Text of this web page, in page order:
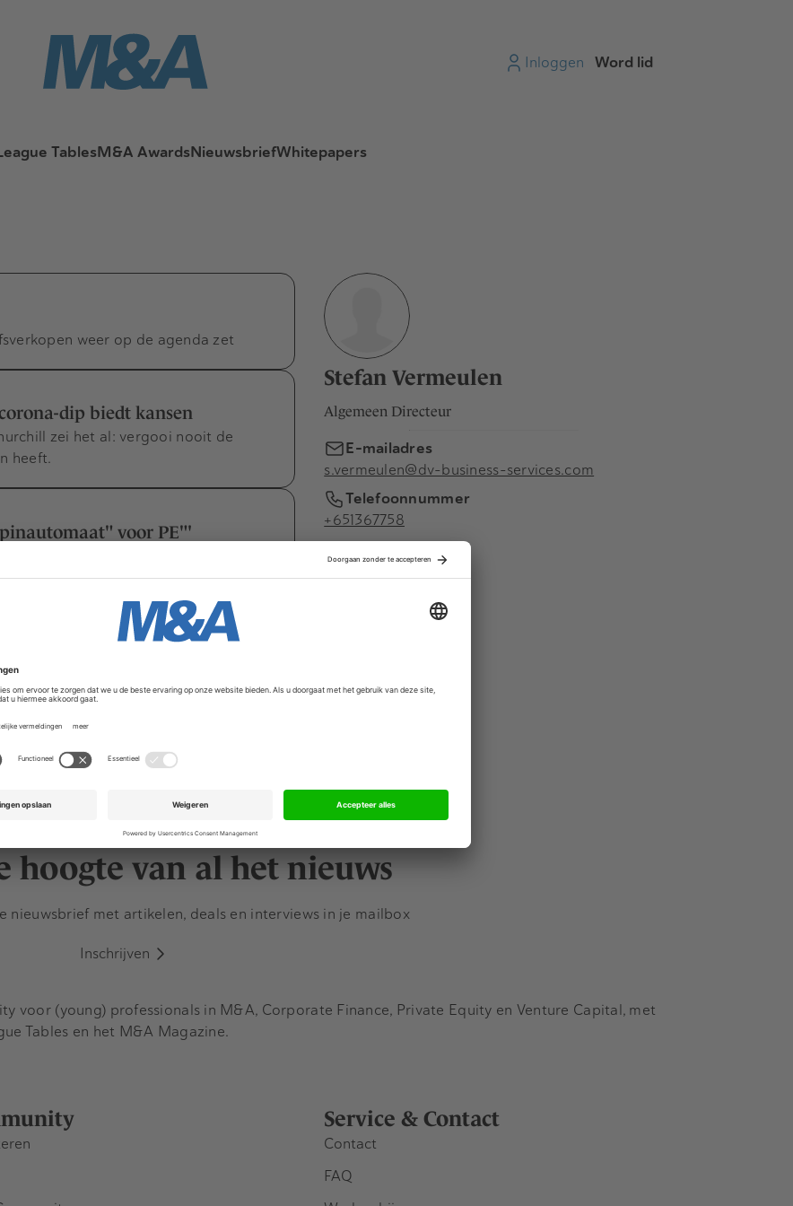
Inloggen Word lid
TablesM&A AwardsNieuwsbriefWhitepapers
weer op de agenda zet
dip biedt kansen
zei het al: vergooi nooit de
heeft.
voor PE"'
pensioenwereld steeds vaker tot
daarom nieuwe manieren…
van de verzekeringsmarkt
buit vandoor. Hoe kwam het zover?
Imtech in 2015 sloeg een gat in
Het was tevens het…
Stefan Vermeulen
Algemeen Directeur
E-mailadres
s.vermeulen@dv-business-services.com
Telefoonnummer
+651367758
hoogte van al het nieuws
nieuwsbrief met artikelen, deals en interviews in je mailbox
Inschrijven
Service & Contact
Contact
FAQ
voor (young) professionals in M&A, Corporate Finance, Private Equity en Venture Capital, met
Tables en het M&A Magazine.